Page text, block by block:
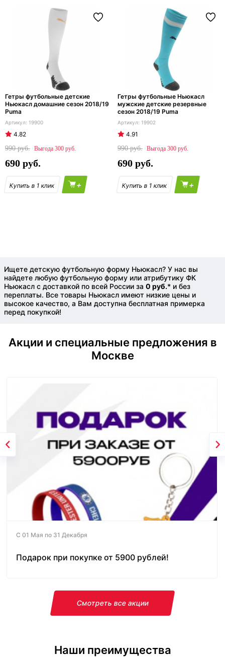
Гетры футбольные детские
Ньюкасл домашние сезон 2018/19
Puma
19900
4.82
990
300
690
+
Гетры футбольные Ньюкасл
мужские детские резервные
сезон 2018/19 Puma
19902
4.91
990
300
690
+
Ищете детскую футбольную форму Ньюкасл? У нас вы
найдете любую футбольную форму или атрибутику ФК
Ньюкасл с доставкой по всей России за 0 руб.* и без
переплаты. Все товары Ньюкасл имеют низкие цены и
высокое качество, а Вам доступна бесплатная примерка
перед покупкой!
Акции и специальные предложения в
Москве
С 01 Мая по 31 Декабря
Подарок при покупке от 5900 рублей!
Смотреть все акции
Наши преимущества